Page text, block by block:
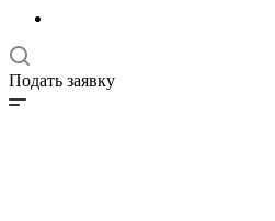
Подать заявку